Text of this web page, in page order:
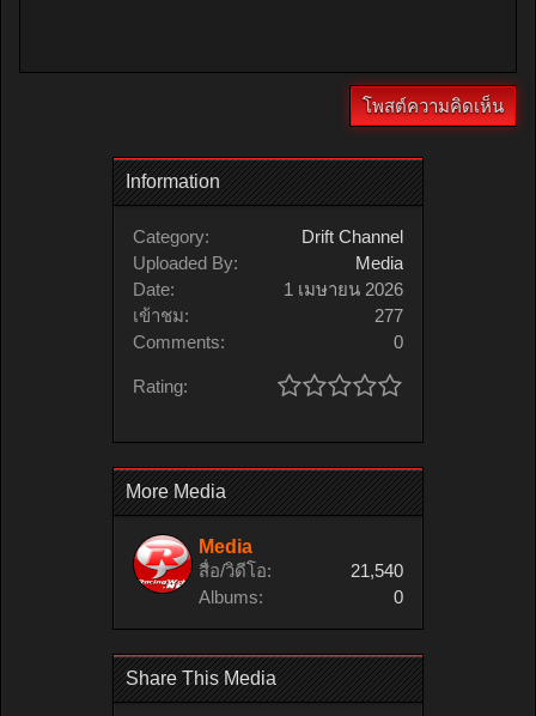
Information
Category:
Drift Channel
Uploaded By:
Media
Date:
1 เมษายน 2026
เข้าชม:
277
Comments:
0
Rating:
More Media
Media
สื่อ/วิดีโอ:
21,540
Albums:
0
Share This Media